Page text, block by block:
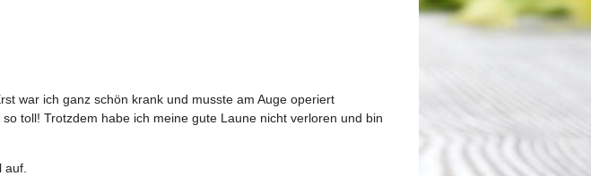
war ich ganz schön krank und musste am Auge operiert
toll! Trotzdem habe ich meine gute Laune nicht verloren und bin